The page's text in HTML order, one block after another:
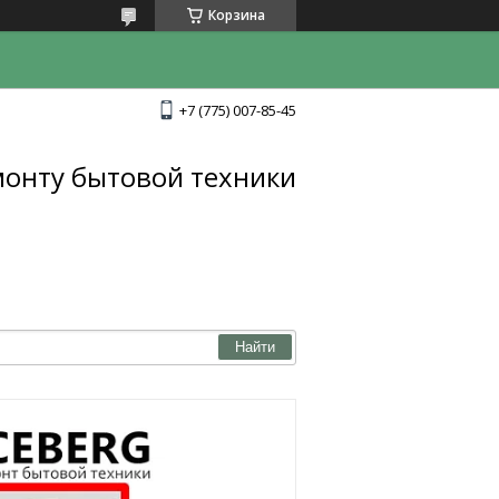
Корзина
+7 (775) 007-85-45
бытовой техники
Найти